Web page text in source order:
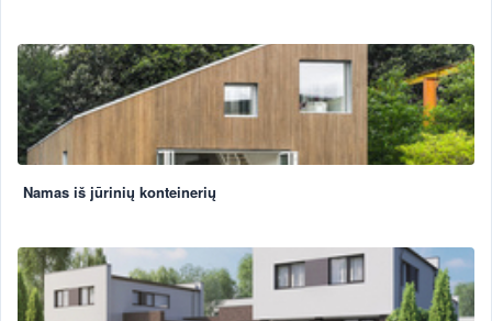
Namas iš jūrinių konteinerių